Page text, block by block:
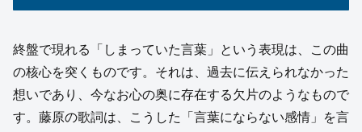
終盤で現れる「しまっていた言葉」という表現は、この曲
の核心を突くものです。それは、過去に伝えられなかった
想いであり、今なお心の奥に存在する欠片のようなもので
す。藤原の歌詞は、こうした「言葉にならない感情」を言